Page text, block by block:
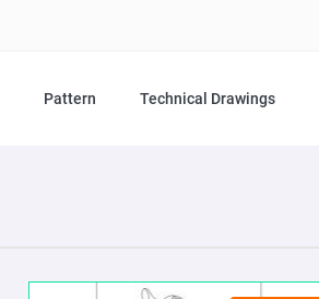
Pattern Technical Drawings